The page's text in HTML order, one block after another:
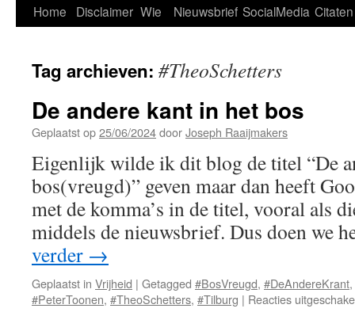
Home Disclaimer Wie Nieuwsbrief SocialMedia Citaten
Tag archieven: #TheoSchetters
De andere kant in het bos
Geplaatst op25/06/2024doorJoseph Raaijmakers
Eigenlijk wilde ik dit blog de titel “De
bos(vreugd)” geven maar dan heeft
met de komma’s in de titel, vooral als
middels de nieuwsbrief. Dus doen we
verder →
Geplaatst in Vrijheid | Getagged #BosVreugd, #DeAndereKrant,
#PeterToonen, #TheoSchetters, #Tilburg | Reacties